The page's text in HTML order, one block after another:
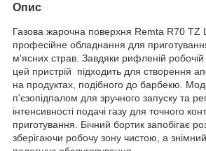
Опис
Газова жарочна поверхня Remta R70
професійне обладнання для
м'ясних страв. Завдяки рифленій робочій
цей пристрій підходить для створення
на продуктах, подібного до барбекю.
п'єзопідпалом для зручного запуску та
інтенсивності подачі газу для точного
приготування. Бічний бортик запобігає
зберігаючи робочу зону чистою, а